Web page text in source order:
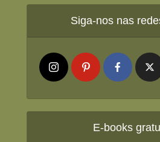
Siga-nos nas
E-books